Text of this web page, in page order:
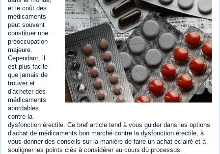
et le coût des
médicaments
peut souvent
constituer une
préoccupation
majeure.
Cependant, il
est plus facile
que jamais de
trouver et
d'acheter des
médicaments
abordables
contre la
dysfonction érectile. Ce bref article tend à vous guider dans les options
d'achat de médicaments bon marché contre la dysfonction érectile, à
vous donner des conseils sur la manière de faire un achat éclairé et à
souligner les points clés à considérer au cours du processus.